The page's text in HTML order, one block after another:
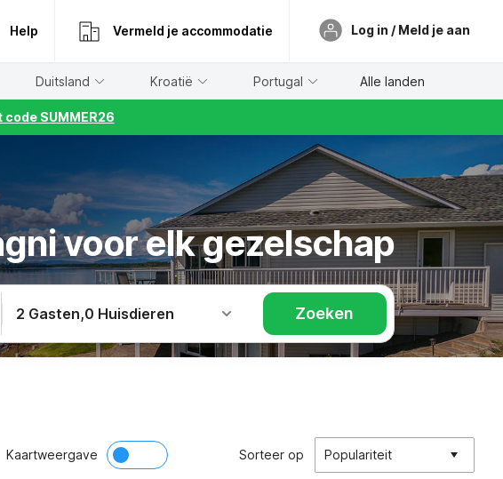
Help Vermeld je accommodatie Log in / Meld je aan
Duitsland Kroatië Portugal Alle landen
SUMMER26
voor elk gezelschap
2 Gasten,0 Huisdieren Zoeken
Kaartweergave Sorteer op Populariteit